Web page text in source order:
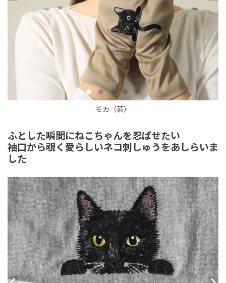
モカ（茶）
ふとした瞬間にねこちゃんを忍ばせたい
袖口から覗く愛らしいネコ刺しゅうをあしらいま
した